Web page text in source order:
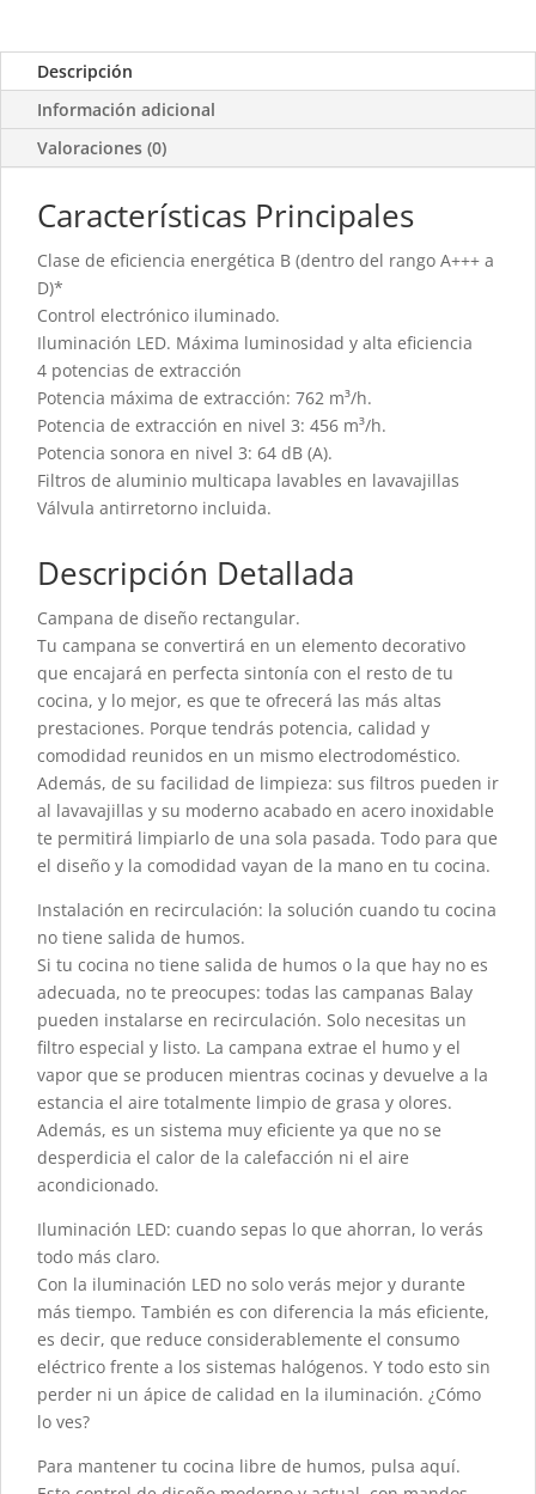
Descripción
Información adicional
Valoraciones (0)
Características Principales
Clase de eficiencia energética B (dentro del rango A+++ a
D)*
Control electrónico iluminado.
Iluminación LED. Máxima luminosidad y alta eficiencia
4 potencias de extracción
Potencia máxima de extracción: 762 m³/h.
Potencia de extracción en nivel 3: 456 m³/h.
Potencia sonora en nivel 3: 64 dB (A).
Filtros de aluminio multicapa lavables en lavavajillas
Válvula antirretorno incluida.
Descripción Detallada
Campana de diseño rectangular.
Tu campana se convertirá en un elemento decorativo
que encajará en perfecta sintonía con el resto de tu
cocina, y lo mejor, es que te ofrecerá las más altas
prestaciones. Porque tendrás potencia, calidad y
comodidad reunidos en un mismo electrodoméstico.
Además, de su facilidad de limpieza: sus filtros pueden ir
al lavavajillas y su moderno acabado en acero inoxidable
te permitirá limpiarlo de una sola pasada. Todo para que
el diseño y la comodidad vayan de la mano en tu cocina.
Instalación en recirculación: la solución cuando tu cocina
no tiene salida de humos.
Si tu cocina no tiene salida de humos o la que hay no es
adecuada, no te preocupes: todas las campanas Balay
pueden instalarse en recirculación. Solo necesitas un
filtro especial y listo. La campana extrae el humo y el
vapor que se producen mientras cocinas y devuelve a la
estancia el aire totalmente limpio de grasa y olores.
Además, es un sistema muy eficiente ya que no se
desperdicia el calor de la calefacción ni el aire
acondicionado.
Iluminación LED: cuando sepas lo que ahorran, lo verás
todo más claro.
Con la iluminación LED no solo verás mejor y durante
más tiempo. También es con diferencia la más eficiente,
es decir, que reduce considerablemente el consumo
eléctrico frente a los sistemas halógenos. Y todo esto sin
perder ni un ápice de calidad en la iluminación. ¿Cómo
lo ves?
Para mantener tu cocina libre de humos, pulsa aquí.